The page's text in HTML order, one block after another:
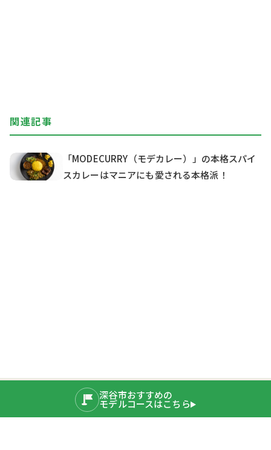
関連記事
「MODECURRY（モデカレー）」の本格スパイ
スカレーはマニアにも愛される本格派！
深谷市おすすめの
モデルコースはこちら